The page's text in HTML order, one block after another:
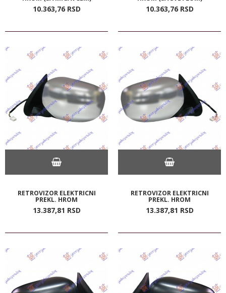
10.363,76 RSD 10.363,76 RSD
RETROVIZOR ELEKTRICNI
PREKL. HROM
13.387,81 RSD
RETROVIZOR ELEKTRICNI
PREKL. HROM
13.387,81 RSD